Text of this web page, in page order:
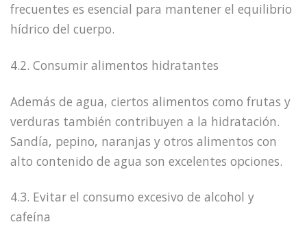
frecuentes es esencial para mantener el equilibrio
hídrico del cuerpo.
4.2. Consumir alimentos hidratantes
Además de agua, ciertos alimentos como frutas y
verduras también contribuyen a la hidratación.
Sandía, pepino, naranjas y otros alimentos con
alto contenido de agua son excelentes opciones.
4.3. Evitar el consumo excesivo de alcohol y
cafeína